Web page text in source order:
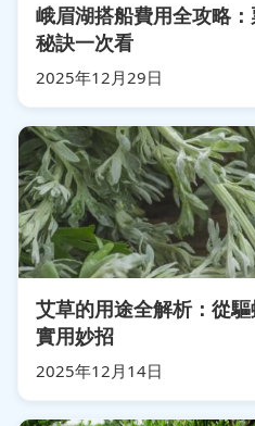
峨眉湖搭船費用全攻略
秘訣一次看
2025年12月29日
艾草的用途全解析：從
實用妙招
2025年12月14日